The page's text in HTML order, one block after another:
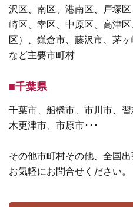
沢区、南区、港南区、戸塚
崎区、幸区、中原区、高津
区）、鎌倉市、藤沢市、茅
など主要市町村
■千葉県
千葉市、船橋市、市川市、
木更津市、市原市･･･
その他市町村その他、全国
お気軽にお問合せください。